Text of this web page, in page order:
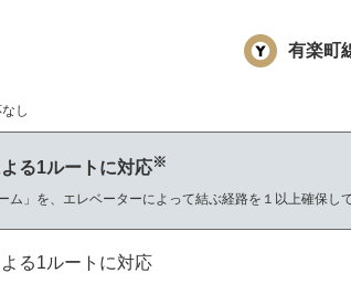
有楽町
し
る1ルートに対応※
ム」を、エレベーターによって結ぶ経路を１以上確保し
る1ルートに対応